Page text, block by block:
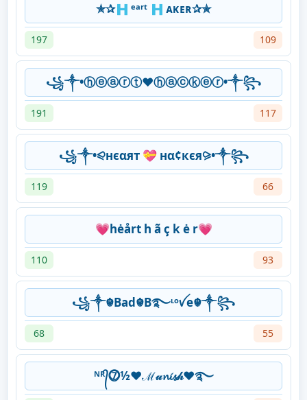
✯︎✰︎🇭 ᵉᵃʳᵗ 🇭 ᴀᴋᴇʀ✰︎✯︎
197 109
꧁༒•ⓗⓔⓐⓡⓣ❤ⓗⓐⓒⓚⓔⓡ•༒꧂
191 117
꧁༒•⪨нєαят 💝 нα¢кєя⪩•༒꧂
119 66
💗hėårt h ã ç k ė r💗
110 93
꧁༒☬Bad☬B࿐ᶫᵒꪜe☬༒꧂
68 55
ᴺᴿ᭄⓻½❤ℳ𝓊𝓷𝓲𝓼𝒽❤࿐